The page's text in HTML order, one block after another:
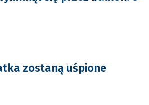
zostaną uśpione